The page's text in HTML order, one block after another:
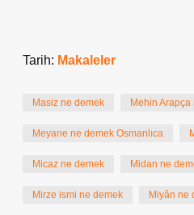
Tarih: Makaleler
Masiz ne demek Mehin
Meyane ne demek Osmanlıca
Micaz ne demek Midan ne
Mirze ismi ne demek Miyân ne